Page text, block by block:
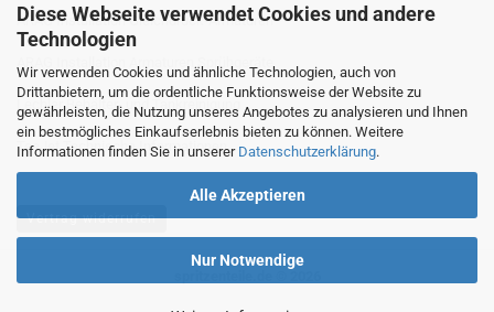
Diese Webseite verwendet Cookies und andere
Technologien
Wir verwenden Cookies und ähnliche Technologien, auch von
Drittanbietern, um die ordentliche Funktionsweise der Website zu
gewährleisten, die Nutzung unseres Angebotes zu analysieren und Ihnen
ein bestmögliches Einkaufserlebnis bieten zu können. Weitere
Informationen finden Sie in unserer Datenschutzerklärung.
Alle Akzeptieren
Nur Notwendige
ARAG Installation Gleichdruck-Armaturen
ARAG Installation Armaturen Sprühgeräte
Lechler Behälter- und Tankreinigung
TeeJet Technische Informationen
Vertrag widerrufen